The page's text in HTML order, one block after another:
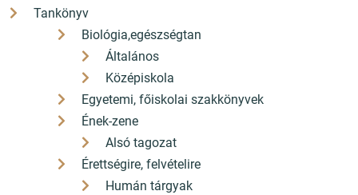
Tankönyv
Biológia,egészségtan
Általános
Középiskola
Egyetemi, főiskolai szakkönyvek
Ének-zene
Alsó tagozat
Érettségire, felvételire
Humán tárgyak